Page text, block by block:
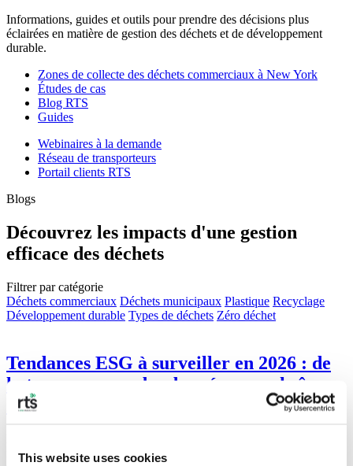
This website uses cookies
Informations, guides et outils pour prendre des décisions plus
éclairées en matière de gestion des déchets et de développement
durable.
Zones de collecte des déchets commerciaux à New York
Études de cas
Blog RTS
Guides
Webinaires à la demande
Réseau de transporteurs
Portail clients RTS
Blogs
Découvrez les impacts d'une gestion
efficace des déchets
Filtrer par catégorie
Déchets commerciaux Déchets municipaux Plastique Recyclage
Développement durable Types de déchets Zéro déchet
Tendances ESG à surveiller en 2026 : de
la transparence des données aux chaînes
d'approvisionnement circulaires
incontournable, fondée sur les données et façonnée par un